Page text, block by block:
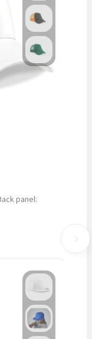
panel: